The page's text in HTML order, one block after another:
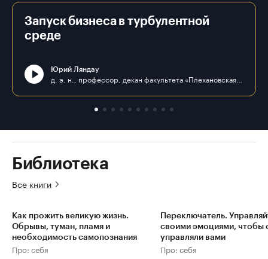
Запуск бизнеса в турбулентной
среде
Юрий Ляндау
Библиотека
Все книги
Как прожить великую жизнь.
Обрывы, туман, пламя и
необходимость самопознания
Про: себя
Переключатель.
своими эмоциями, чтобы
управляли вами
Про: себя